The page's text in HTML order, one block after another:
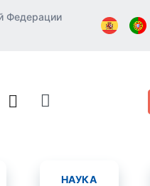
Федерации
НАУКА